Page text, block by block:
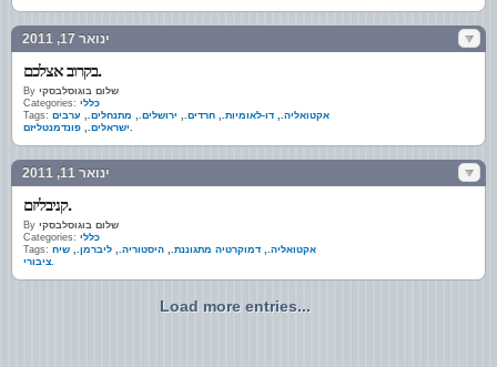
ינואר 17, 2011
בקרוב אצלכם.
By שלום בוגוסלבסקי
Categories: כללי
Tags:
אקטואליה., דו-לאומיות., חרדים., ירושלים., מתנחלים., ערבים
ישראלים., פונדמנטליזם.
ינואר 11, 2011
קניבליזם.
By שלום בוגוסלבסקי
Categories: כללי
Tags:
אקטואליה., דמוקרטיה מתגוננת., היסטוריה., ליברמן., שיח
ציבורי.
Load more entries...